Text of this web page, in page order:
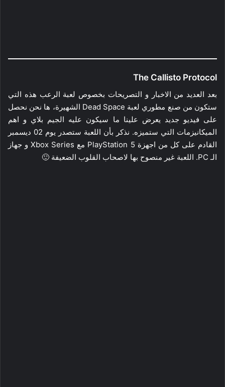
The Callisto Protocol
بعد العديد من الاخبار و التصريحات بخصوص لعبة الرعب هذه التي
ستكون من صنع مطوري لعبة Dead Space الشهيرة، ها نحن نحصل
على فيديو جديد يعرض علينا ما سيكون عليه الجيم بلاي و اهم
الميكانيزمات التي ستميزه. نذكر بأن اللعبة ستصدر يوم 02 ديسمبر
القادم على كل من اجهزة PlayStation 5 مع Xbox Series و جهاز
الـ PC. اللعبة غير منصوح بها لاصحاب القلوب الضعيفة 🙂